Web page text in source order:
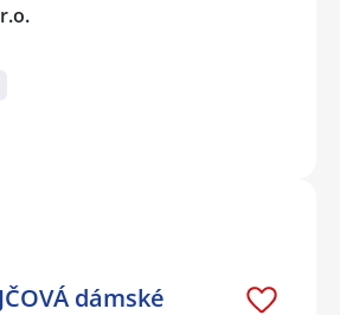
dámské